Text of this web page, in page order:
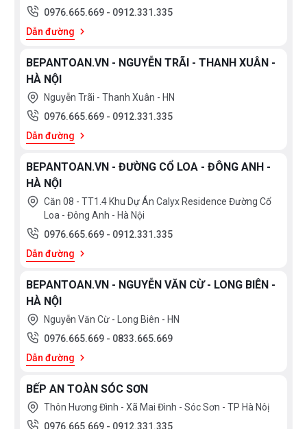
0976.665.669 - 0912.331.335
Dẫn đường
BEPANTOAN.VN - NGUYỄN TRÃI - THANH XUÂN -
HÀ NỘI
Nguyễn Trãi - Thanh Xuân - HN
0976.665.669 - 0912.331.335
Dẫn đường
BEPANTOAN.VN - ĐƯỜNG CỔ LOA - ĐÔNG ANH -
HÀ NỘI
Căn 08 - TT1.4 Khu Dự Án Calyx Residence Đường Cổ
Loa - Đông Anh - Hà Nội
0976.665.669 - 0912.331.335
Dẫn đường
BEPANTOAN.VN - NGUYỄN VĂN CỪ - LONG BIÊN -
HÀ NỘI
Nguyễn Văn Cừ - Long Biên - HN
0976.665.669 - 0833.665.669
Dẫn đường
BẾP AN TOÀN SÓC SƠN
Thôn Hương Đình - Xã Mai Đình - Sóc Sơn - TP Hà Nôị
0976.665.669 - 0912.331.335